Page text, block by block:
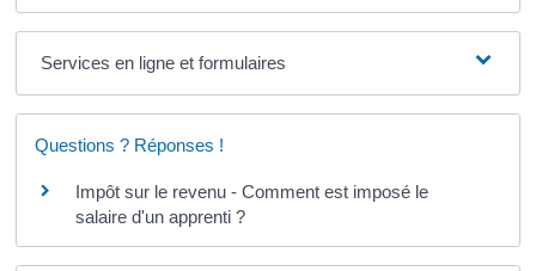
Services en ligne et formulaires
Questions ? Réponses !
Impôt sur le revenu - Comment est imposé le
salaire d'un apprenti ?